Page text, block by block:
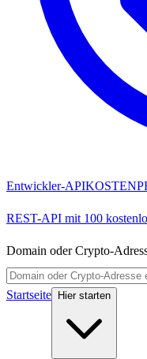
Entwickler-API
REST-API mit 100
Domain oder Crypto-
Startseite Hier starten